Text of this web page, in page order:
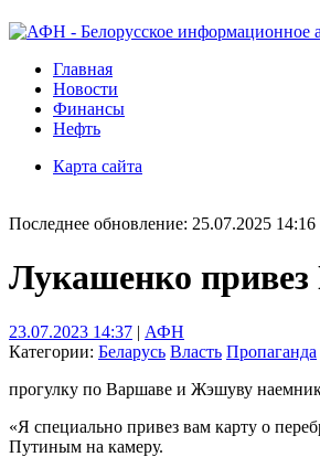
Главная
Новости
Финансы
Нефть
Карта сайта
Последнее обновление: 25.07.2025 14:16
Лукашенко привез
23.07.2023 14:37 | АФН
Категории: Беларусь Власть Пропаганда
прогулку по Варшаве и Жэшуву
«Я специально привез вам карту о
Путиным на камеру.